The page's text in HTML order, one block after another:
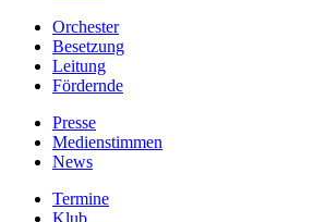
Orchester
Besetzung
Leitung
Fördernde
Presse
Medienstimmen
News
Termine
Klub